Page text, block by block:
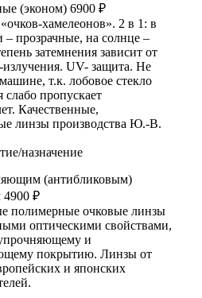
(эконом) 6900 ₽
хамелеонов». 2 в 1: в
прозрачные, на солнце –
затемнения зависит от
UV- защита. Не
т.к. лобовое стекло
слабо пропускает
Качественные,
линзы производства Ю.-В.
назначение
(антибликовым)
4900 ₽
полимерные очковые линзы
оптическими свойствами,
и
покрытию. Линзы от
и японских